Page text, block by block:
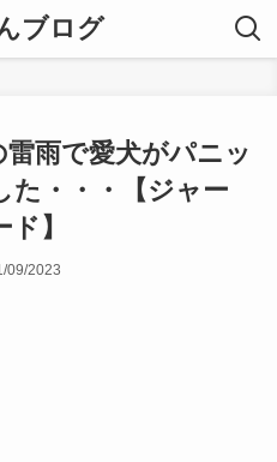
ブログ
雨で愛犬がパニッ
た・・・【ジャー
】
09/2023